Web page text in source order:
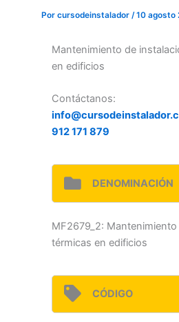
Por cursodeinstalador /10 agosto
Mantenimiento de
en edificios
Contáctanos:
912 171 879
DENOMINACIÓN
MF2679_2:
térmicas en edificios
CÓDIGO